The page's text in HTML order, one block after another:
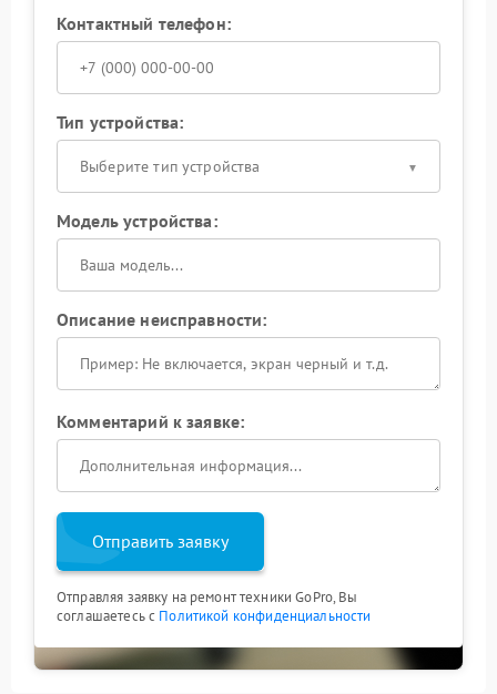
Контактный телефон:
Тип устройства:
Выберите тип устройства
Модель устройства:
Описание неисправности:
Комментарий к заявке:
Отправить заявку
Отправляя заявку на ремонт техники GoPro, Вы
соглашаетесь с Политикой конфиденциальности